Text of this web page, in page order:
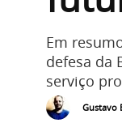
Em
defesa da
serviço
Gustavo